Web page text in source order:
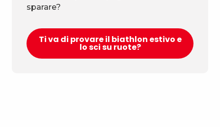
sparare?
Ti va di provare il biathlon estivo e
lo sci su ruote?